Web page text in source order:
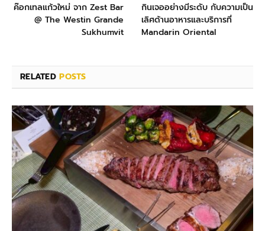
ค๊อกเทลแก้วใหม่ จาก Zest Bar
@ The Westin Grande
Sukhumvit
กินเจออย่างมีระดับ กับความเป็น
เลิศด้านอาหารและบริการที่
Mandarin Oriental
RELATEDPOSTS